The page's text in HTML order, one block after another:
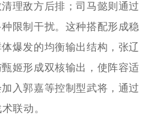
理敌方后排；司马懿则通过
限制干扰。这种搭配形成稳
爆发的均衡输出结构，张辽
姬形成双核输出，使阵容适
入郭嘉等控制型武将，通过
联动。